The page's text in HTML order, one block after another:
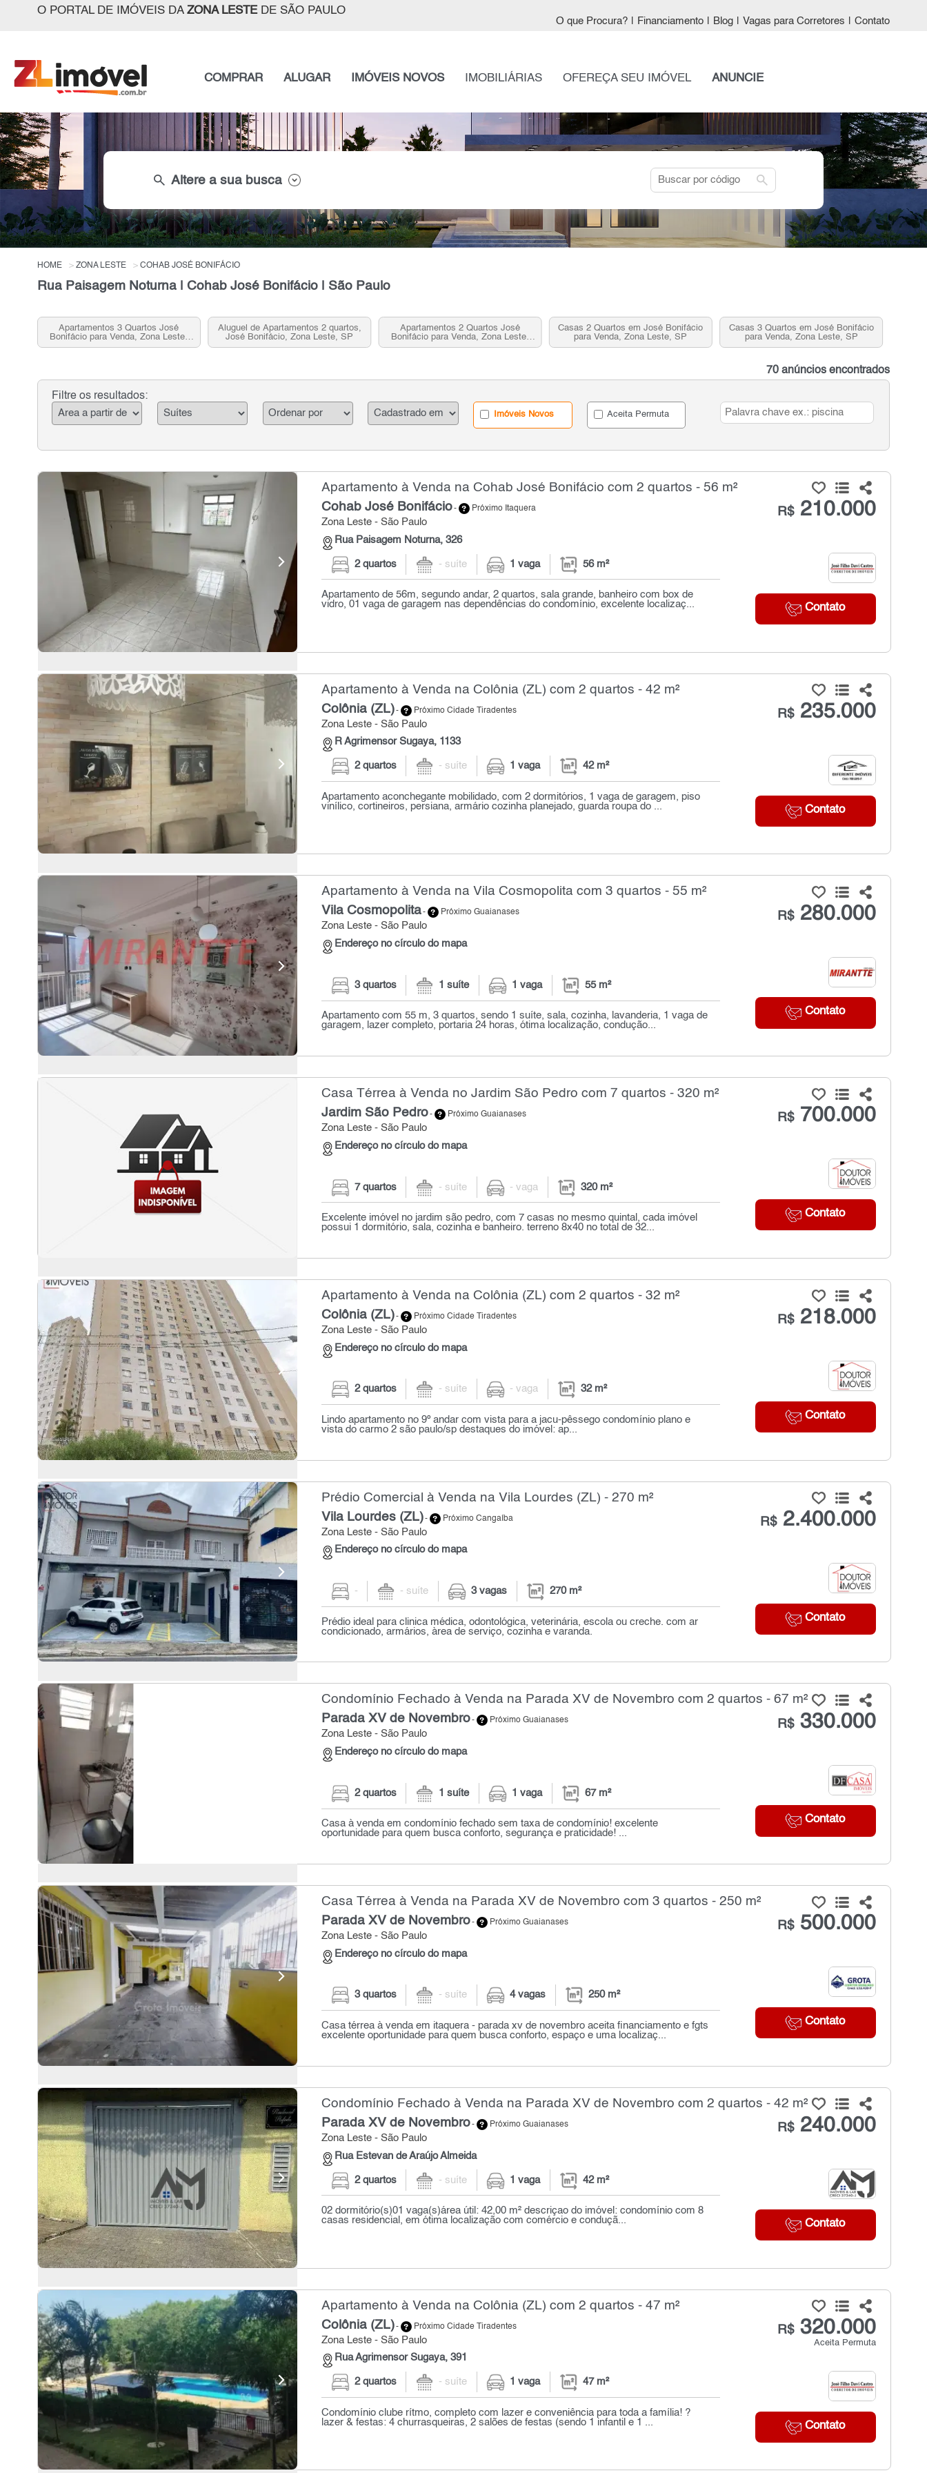
O PORTAL DE IMÓVEIS DA ZONA LESTEDE SÃO PAULO
O que Procura? Financiamento Blog Vagas para Corretores Contato
COMPRAR ALUGAR IMÓVEIS NOVOS IMOBILIÁRIAS OFEREÇA SEU IMÓVEL ANUNCIE
search Altere a sua busca search
HOME ZONA LESTE COHAB JOSÉ BONIFÁCIO
Rua Paisagem Noturna | Cohab José Bonifácio | São Paulo
Apartamentos 3 Quartos José
Bonifácio para Venda, Zona Leste,
SP
Aluguel de Apartamentos 2 quartos,
José Bonifácio, Zona Leste, SP
Apartamentos 2 Quartos José
Bonifácio para Venda, Zona Leste,
SP
Casas 2 Quartos em José Bonifácio
para Venda, Zona Leste, SP
Casas 3 Quartos em José Bonifácio
para Venda, Zona Leste, SP
70 anúncios encontrados
Filtre os resultados:
Imóveis Novos Aceita Permuta
Apartamento à Venda na Cohab José Bonifácio com 2 quartos - 56 m²
Cohab José Bonifácio- Próximo Itaquera
Zona Leste - São Paulo
Rua Paisagem Noturna, 326
R$210.000
Contato
2 quartos - suíte 1 vaga 56 m²
Apartamento de 56m, segundo andar, 2 quartos, sala grande, banheiro com box de
vidro, 01 vaga de garagem nas dependências do condomínio, excelente localizaç...
Apartamento à Venda na Colônia (ZL) com 2 quartos - 42 m²
Colônia (ZL)- Próximo Cidade Tiradentes
Zona Leste - São Paulo
R Agrimensor Sugaya, 1133
R$235.000
Contato
2 quartos - suíte 1 vaga 42 m²
Apartamento aconchegante mobilidado, com 2 dormitórios, 1 vaga de garagem, piso
vinílico, cortineiros, persiana, armário cozinha planejado, guarda roupa do ...
Apartamento à Venda na Vila Cosmopolita com 3 quartos - 55 m²
Vila Cosmopolita- Próximo Guaianases
Zona Leste - São Paulo
Endereço no círculo do mapa
R$280.000
Contato
3 quartos 1 suíte 1 vaga 55 m²
Apartamento com 55 m, 3 quartos, sendo 1 suíte, sala, cozinha, lavanderia, 1 vaga de
garagem, lazer completo, portaria 24 horas, ótima localização, condução...
Casa Térrea à Venda no Jardim São Pedro com 7 quartos - 320 m²
Jardim São Pedro- Próximo Guaianases
Zona Leste - São Paulo
Endereço no círculo do mapa
R$700.000
Contato
7 quartos - suíte - vaga 320 m²
Excelente imóvel no jardim são pedro, com 7 casas no mesmo quintal, cada imóvel
possui 1 dormitório, sala, cozinha e banheiro. terreno 8x40 no total de 32...
Apartamento à Venda na Colônia (ZL) com 2 quartos - 32 m²
Colônia (ZL)- Próximo Cidade Tiradentes
Zona Leste - São Paulo
Endereço no círculo do mapa
R$218.000
Contato
2 quartos - suíte - vaga 32 m²
Lindo apartamento no 9º andar com vista para a jacu-pêssego condomínio plano e
vista do carmo 2 são paulo/sp destaques do imóvel: ap...
Prédio Comercial à Venda na Vila Lourdes (ZL) - 270 m²
Vila Lourdes (ZL)- Próximo Cangaíba
Zona Leste - São Paulo
Endereço no círculo do mapa
R$2.400.000
Contato
- - suíte 3 vagas 270 m²
Prédio ideal para clinica médica, odontológica, veterinária, escola ou creche. com ar
condicionado, armários, àrea de serviço, cozinha e varanda.
Condomínio Fechado à Venda na Parada XV de Novembro com 2 quartos - 67 m²
Parada XV de Novembro- Próximo Guaianases
Zona Leste - São Paulo
Endereço no círculo do mapa
R$330.000
Contato
2 quartos 1 suíte 1 vaga 67 m²
Casa à venda em condomínio fechado sem taxa de condomínio! excelente
oportunidade para quem busca conforto, segurança e praticidade! ...
Casa Térrea à Venda na Parada XV de Novembro com 3 quartos - 250 m²
Parada XV de Novembro- Próximo Guaianases
Zona Leste - São Paulo
Endereço no círculo do mapa
R$500.000
Contato
3 quartos - suíte 4 vagas 250 m²
Casa térrea à venda em itaquera - parada xv de novembro aceita financiamento e fgts
excelente oportunidade para quem busca conforto, espaço e uma localizaç...
Condomínio Fechado à Venda na Parada XV de Novembro com 2 quartos - 42 m²
Parada XV de Novembro- Próximo Guaianases
Zona Leste - São Paulo
Rua Estevan de Araújo Almeida
R$240.000
Contato
2 quartos - suíte 1 vaga 42 m²
02 dormitório(s)01 vaga(s)área útil: 42,00 m² descriçao do imóvel: condomínio com 8
casas residencial, em ótima localização com comércio e conduçã...
Apartamento à Venda na Colônia (ZL) com 2 quartos - 47 m²
Colônia (ZL)- Próximo Cidade Tiradentes
Zona Leste - São Paulo
Rua Agrimensor Sugaya, 391
R$320.000
Aceita Permuta
Contato
2 quartos - suíte 1 vaga 47 m²
Condomínio clube rítmo, completo com lazer e conveniência para toda a família! ?
lazer & festas: 4 churrasqueiras, 2 salões de festas (sendo 1 infantil e 1 ...